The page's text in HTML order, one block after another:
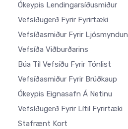
Ókeypis Lendingarsíðusmiður
Vefsíðugerð Fyrir Fyrirtæki
Vefsíðasmiður Fyrir Ljósmyndun
Vefsíða Viðburðarins
Búa Til Vefsíðu Fyrir Tónlist
Vefsíðasmiður Fyrir Brúðkaup
Ókeypis Eignasafn Á Netinu
Vefsíðugerð Fyrir Lítil Fyrirtæki
Stafrænt Kort